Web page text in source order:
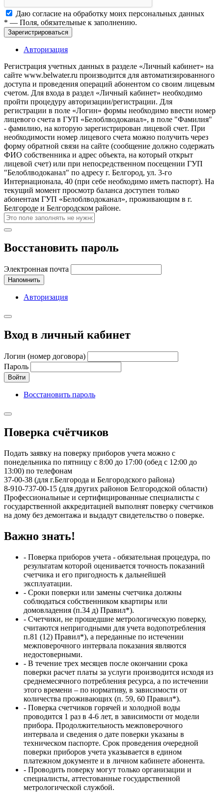
Даю согласие на обработку моих персональных данных
* — Поля, обязательные к заполнению.
Зарегистрироваться
Авторизация
Регистрация учетных данных в разделе «Личный кабинет» на
сайте www.belwater.ru производится для автоматизированного
доступа и проведения операций абонентом со своим лицевым
счетом. Для входа в раздел «Личный кабинет» необходимо
пройти процедуру авторизации/регистрации. Для
регистрации в поле «Логин» формы необходимо ввести номер
лицевого счета в ГУП «Белоблводоканал», в поле "Фамилия"
- фамилию, на которую зарегистрирован лицевой счет. При
необходимости номер лицевого счета можно получить через
форму обратной связи на сайте (сообщение должно содержать
ФИО собственника и адрес объекта, на который открыт
лицевой счет) или при непосредственном посещении ГУП
"Белоблводоканал" по адресу г. Белгород, ул. 3-го
Интернационала, 40 (при себе необходимо иметь паспорт). На
текущий момент просмотр баланса доступен только
абонентам ГУП «Белоблводоканал», проживающим в г.
Белгороде и Белгородском районе.
Восстановить пароль
Электронная почта
Напомнить
Авторизация
Вход в личный кабинет
Логин (номер договора)
Пароль
Войти
Восстановить пароль
Поверка счётчиков
Подать заявку на поверку приборов учета можно с
понедельника по пятницу с 8:00 до 17:00 (обед с 12:00 до
13:00) по телефонам
37-00-38 (для г.Белгорода и Белгородского района)
8-910-737-00-15 (для других районов Белгородской области)
Профессиональные и сертифицированные специалисты с
государственной аккредитацией выполнят поверку счетчиков
на дому без демонтажа и выдадут свидетельство о поверке.
Важно знать!
- Поверка приборов учета - обязательная процедура, по
результатам которой оценивается точность показаний
счетчика и его пригодность к дальнейшей
эксплуатации.
- Сроки поверки или замены счетчика должны
соблюдаться собственником квартиры или
домовладения (п.34 д) Правил*).
- Счетчики, не прошедшие метрологическую поверку,
считаются непригодными для учета водопотребления
п.81 (12) Правил*), а переданные по истечении
межповерочного интервала показания являются
недостоверными.
- В течение трех месяцев после окончании срока
поверки расчет платы за услуги производится исходя из
среднемесячного потребления ресурса, а по истечении
этого времени – по нормативу, в зависимости от
количества проживающих (п. 59, 60 Правил*).
- Поверка счетчиков горячей и холодной воды
проводится 1 раз в 4-6 лет, в зависимости от модели
прибора. Продолжительность межповерочного
интервала и сведения о дате поверки указаны в
техническом паспорте. Срок проведения очередной
поверки приборов учета указывается в едином
платежном документе и в личном кабинете абонента.
- Проводить поверку могут только организации и
специалисты, аттестованные государственной
метрологической службой.